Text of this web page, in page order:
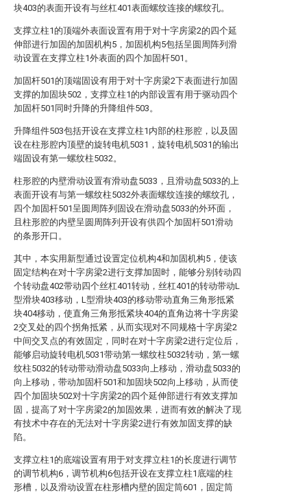
块403的表面开设有与丝杠401表面螺纹连接的螺纹孔。
支撑立柱1的顶端外表面设置有用于对十字房梁2的四个延
伸部进行加固的加固机构5，加固机构5包括呈圆周阵列滑
动设置在支撑立柱1外表面的四个加固杆501。
加固杆501的顶端固设有用于对十字房梁2下表面进行加固
支撑的加固块502，支撑立柱1的内部设置有用于驱动四个
加固杆501同时升降的升降组件503。
升降组件503包括开设在支撑立柱1内部的柱形腔，以及固
设在柱形腔内顶壁的旋转电机5031，旋转电机5031的输出
端固设有第一螺纹柱5032。
柱形腔的内壁滑动设置有滑动盘5033，且滑动盘5033的上
表面开设有与第一螺纹柱5032外表面螺纹连接的螺纹孔，
四个加固杆501呈圆周阵列固设在滑动盘5033的外环面，
且柱形腔的内壁呈圆周阵列开设有供四个加固杆501滑动
的条形开口。
其中，本实用新型通过设置定位机构4和加固机构5，使该
固定结构在对十字房梁2进行支撑加固时，能够分别转动四
个转动盘402带动四个丝杠401转动，丝杠401的转动带动L
型滑块403移动，L型滑块403的移动带动直角三角形抵紧
块404移动，使直角三角形抵紧块404的直角边将十字房梁
2交叉处的四个拐角抵紧，从而实现对不同规格十字房梁2
中间交叉点的有效固定，同时在对十字房梁2进行定位后，
能够启动旋转电机5031带动第一螺纹柱5032转动，第一螺
纹柱5032的转动带动滑动盘5033向上移动，滑动盘5033的
向上移动，带动加固杆501和加固块502向上移动，从而使
四个加固块502对十字房梁2的四个延伸部进行有效支撑加
固，提高了对十字房梁2的加固效果，进而有效的解决了现
有技术中存在的无法对十字房梁2进行有效加固支撑的缺
陷。
支撑立柱1的底端设置有用于对支撑立柱1的长度进行调节
的调节机构6，调节机构6包括开设在支撑立柱1底端的柱
形槽，以及滑动设置在柱形槽内壁的固定筒601，固定筒